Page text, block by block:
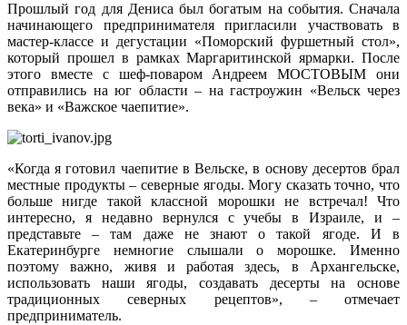
Прошлый год для Дениса был богатым на события. Сначала
начинающего предпринимателя пригласили участвовать в
мастер-классе и дегустации «Поморский фуршетный стол»,
который прошел в рамках Маргаритинской ярмарки. После
этого вместе с шеф-поваром Андреем МОСТОВЫМ они
отправились на юг области – на гастроужин «Вельск через
века» и «Важское чаепитие».
«Когда я готовил чаепитие в Вельске, в основу десертов брал
местные продукты – северные ягоды. Могу сказать точно, что
больше нигде такой классной морошки не встречал! Что
интересно, я недавно вернулся с учебы в Израиле, и –
представьте – там даже не знают о такой ягоде. И в
Екатеринбурге немногие слышали о морошке. Именно
поэтому важно, живя и работая здесь, в Архангельске,
использовать наши ягоды, создавать десерты на основе
традиционных северных рецептов», – отмечает
предприниматель.